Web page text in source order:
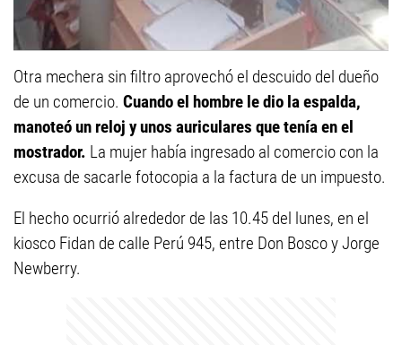
Otra mechera sin filtro aprovechó el descuido del dueño
de un comercio. Cuando el hombre le dio la espalda,
manoteó un reloj y unos auriculares que tenía en el
mostrador. La mujer había ingresado al comercio con la
excusa de sacarle fotocopia a la factura de un impuesto.
El hecho ocurrió alrededor de las 10.45 del lunes, en el
kiosco Fidan de calle Perú 945, entre Don Bosco y Jorge
Newberry.